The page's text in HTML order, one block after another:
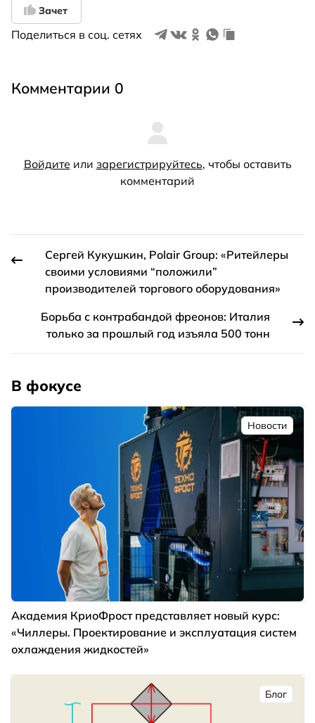
Зачет
Поделиться в соц. сетях
Комментарии 0
Войдите или зарегистрируйтесь, чтобы оставить
комментарий
Сергей Кукушкин, Polair Group: «Ритейлеры
своими условиями “положили”
производителей торгового оборудования»
Борьба с контрабандой фреонов: Италия
только за прошлый год изъяла 500 тонн
В фокусе
Новости
Академия КриоФрост представляет новый курс:
«Чиллеры. Проектирование и эксплуатация систем
охлаждения жидкостей»
Блог